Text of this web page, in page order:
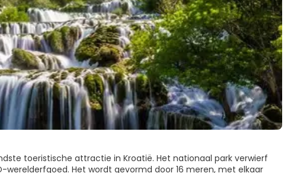
toeristische attractie in Kroatië. Het nationaal park verwierf
werelderfgoed. Het wordt gevormd door 16 meren, met elkaar